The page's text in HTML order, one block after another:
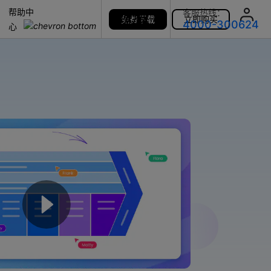
探索万兴
客服热线：
4000-300624
方案
新闻中心
加入我们
帮助中心
助中心
帮助中
心
免费下载 立即购买